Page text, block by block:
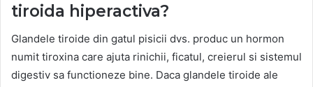
tiroida hiperactiva?
Glandele tiroide din gatul pisicii dvs. produc un hormon
numit tiroxina care ajuta rinichii, ficatul, creierul si sistemul
digestiv sa functioneze bine. Daca glandele tiroide ale